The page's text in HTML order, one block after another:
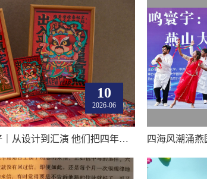
10
2026-06
艺术让生活更美好｜从设计到汇演 他们把四年青春写成了一个“序章” 四海风潮涌